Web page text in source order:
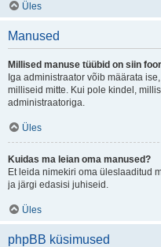
Üles
Manused
Millised manuse tüübid on siin
Iga administraator võib määrata
milliseid mitte. Kui pole kindel,
administraatoriga.
Üles
Kuidas ma leian oma manused?
Et leida nimekiri oma üleslaaditud
ja järgi edasisi juhiseid.
Üles
phpBB küsimused